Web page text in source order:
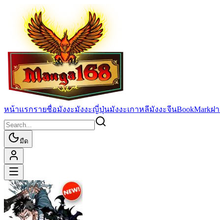
หน้าแรกรายชื่อมังงะมังงะญี่ปุ่นมังงะเกาหลีมังงะจีนBookMarkฝ
มืด